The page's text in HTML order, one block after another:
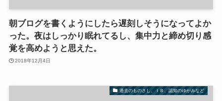
朝ブログを書くようにしたら遅刻しそうになってよか
った。夜はしっかり眠れてるし、集中力と締め切り感
覚を高めようと思えた。
2018年12月4日
過去のものさし、ＩＢ、認知のゆがみなど